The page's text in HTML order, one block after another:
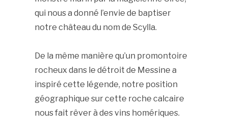
qui nous a donné l’envie de baptiser
notre château du nom de Scylla.
De la même manière qu’un promontoire
rocheux dans le détroit de Messine a
inspiré cette légende, notre position
géographique sur cette roche calcaire
nous fait rêver à des vins homériques.